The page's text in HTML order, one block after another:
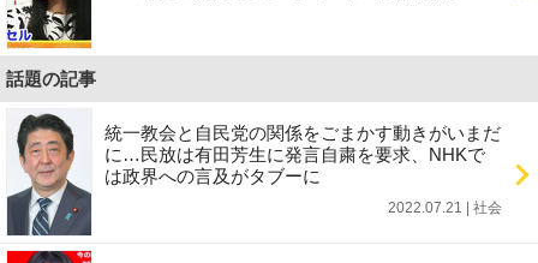
話題の記事
統一教会と自民党の関係をごまかす動きがいまだ
に…民放は有田芳生に発言自粛を要求、NHKで
は政界への言及がタブーに
2022.07.21 | 社会